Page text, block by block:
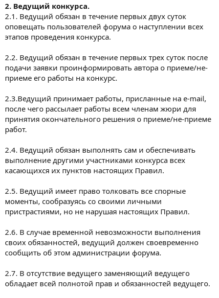
2. Ведущий конкурса.
2.1. Ведущий обязан в течение первых двух суток
оповещать пользователей форума о наступлении всех
этапов проведения конкурса.
2.2. Ведущий обязан в течение первых трех суток после
подачи заявки проинформировать автора о приеме/не-
приеме его работы на конкурс.
2.3.Ведущий принимает работы, присланные на e-mail,
после чего рассылает работы всем членам жюри для
принятия окончательного решения о приеме/не-приеме
работ.
2.4. Ведущий обязан выполнять сам и обеспечивать
выполнение другими участниками конкурса всех
касающихся их пунктов настоящих Правил.
2.5. Ведущий имеет право толковать все спорные
моменты, сообразуясь со своими личными
пристрастиями, но не нарушая настоящих Правил.
2.6. В случае временной невозможности выполнения
своих обязанностей, ведущий должен своевременно
сообщить об этом администрации форума.
2.7. В отсутствие ведущего заменяющий ведущего
обладает всей полнотой прав и обязанностей ведущего.